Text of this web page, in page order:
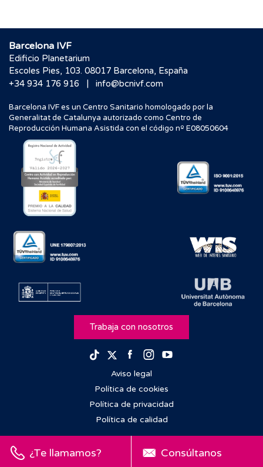
¿Te llamamos? Consúltanos
Barcelona IVF
Edificio Planetarium
Escoles Pies, 103. 08017 Barcelona, España
+34 934 176 916
| info@bcnivf.com
Barcelona IVF es un Centro Sanitario homologado por la
Generalitat de Catalunya autorizado como Centro de
Reproducción Humana Asistida con el código nº E08050604
Trabaja con nosotros
TikTokTwitterFacebook
Instagram
Aviso legal
Política de cookies
Política de privacidad
Política de calidad